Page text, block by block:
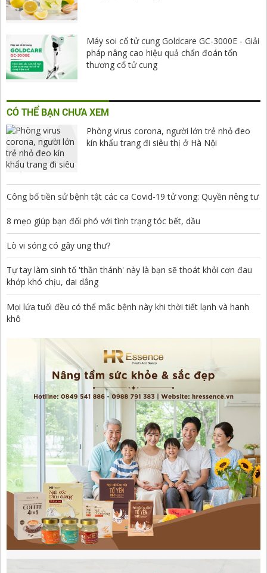
Máy soi cổ tử cung Goldcare GC-3000E - Giải
pháp nâng cao hiệu quả chẩn đoán tổn
thương cổ tử cung
CÓ THỂ BẠN CHƯA XEM
Phòng virus corona, người lớn trẻ nhỏ đeo
kín khẩu trang đi siêu thị ở Hà Nội
Công bố tiền sử bệnh tật các ca Covid-19 tử vong: Quyền riêng tư
8 mẹo giúp bạn đối phó với tình trạng tóc bết, dầu
Lò vi sóng có gây ung thư?
Tự tay làm sinh tố 'thần thánh' này là bạn sẽ thoát khỏi cơn đau
khớp khó chịu, dai dẳng
Mọi lứa tuổi đều có thể mắc bệnh này khi thời tiết lạnh và hanh
khô